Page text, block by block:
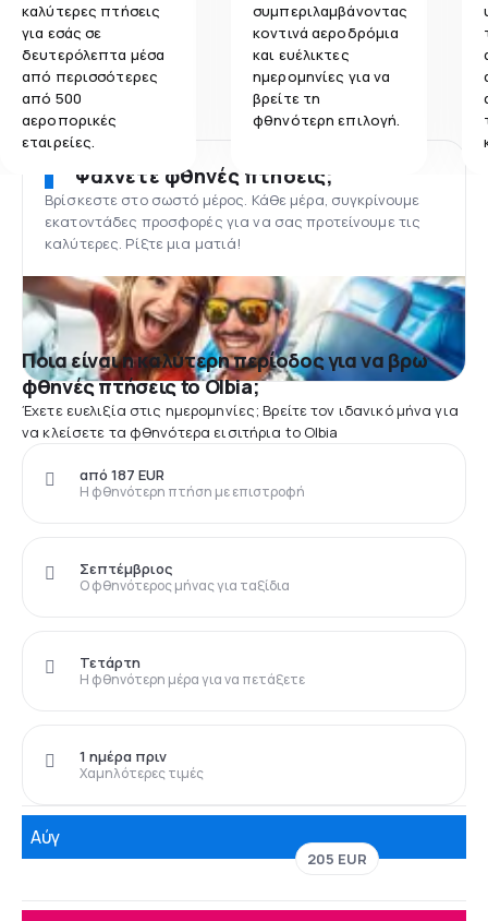
καλύτερες πτήσεις
για εσάς σε
δευτερόλεπτα μέσα
από περισσότερες
από 500
αεροπορικές
εταιρείες.
συμπεριλαμβάνοντας
κοντινά αεροδρόμια
και ευέλικτες
ημερομηνίες για να
βρείτε τη
φθηνότερη επιλογή.
Ψάχνετε φθηνές πτήσεις;
Βρίσκεστε στο σωστό μέρος. Κάθε μέρα, συγκρίνουμε
εκατοντάδες προσφορές για να σας προτείνουμε τις
καλύτερες. Ρίξτε μια ματιά!
Ποια είναι η καλύτερη περίοδος για να βρω
φθηνές πτήσεις to Olbia;
Έχετε ευελιξία στις ημερομηνίες; Βρείτε τον ιδανικό μήνα για
να κλείσετε τα φθηνότερα εισιτήρια to Olbia
Η φθηνότερη πτήση με επιστροφή
από 187 EUR
Ο φθηνότερος μήνας για ταξίδια
Σεπτέμβριος
Η φθηνότερη μέρα για να πετάξετε
Τετάρτη
Χαμηλότερες τιμές
1 ημέρα πριν
Αύγ
205 EUR